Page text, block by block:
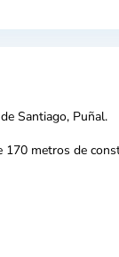
Santiago, Puñal.
170 metros de